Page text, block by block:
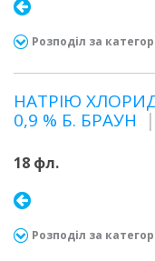
Розподіл за
НАТРІЮ
0,9 % Б. БРАУН
18 фл.
Розподіл за